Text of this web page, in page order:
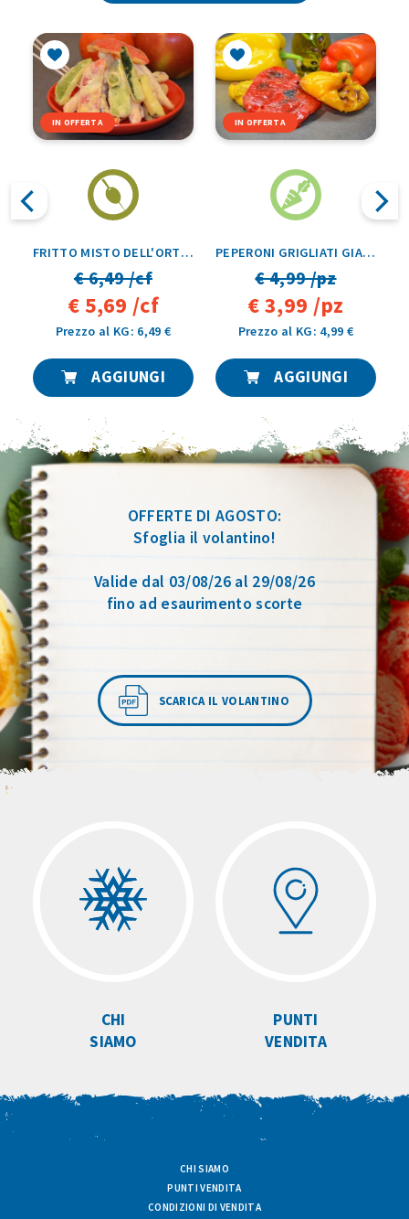
IN OFFERTA
FRITTO MISTO DELL'ORTO PAREN 1KG
€ 6,49 /cf
€ 5,69 /cf
Prezzo al KG: 6,49 €
AGGIUNGI
IN OFFERTA
PEPERONI GRIGLIATI GIAS 1KG
€ 4,99 /pz
€ 3,99 /pz
Prezzo al KG: 4,99 €
AGGIUNGI
OFFERTE DI AGOSTO:
Sfoglia il volantino!
Valide dal 03/08/26 al 29/08/26
fino ad esaurimento scorte
SCARICA IL VOLANTINO
CHI
SIAMO
PUNTI
VENDITA
CHI SIAMO
PUNTI VENDITA
CONDIZIONI DI VENDITA